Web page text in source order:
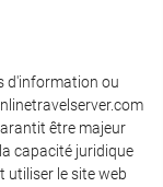
d'information ou
être majeur
capacité juridique
utiliser le site web